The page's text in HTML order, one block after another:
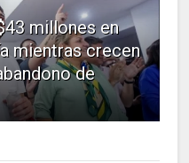
millones en
mientras crecen
de